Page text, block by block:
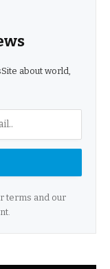
about world,
terms and our